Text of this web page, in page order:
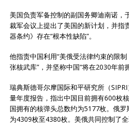
美国负责军备控制的副国务卿迪南诺，
裁军会议上提出了美国的新计划，并指
器条约》存在“根本性缺陷”。
他指责中国利用“美俄受法律约束的限
张核武库”，并坚称中国“将在2030年前
瑞典斯德哥尔摩国际和平研究所（
量年度报告，指出中国目前拥有600枚
国拥有的核弹头总数约为5177枚。俄
为4309枚至4380枚。美俄共同控制了全